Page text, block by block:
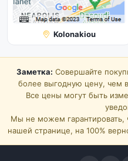
Kolonakiou
Заметка: Совершайте
более выгодную цену, чем
Все цены могут быть
Мы не можем гарантировать,
нашей странице, на 100%